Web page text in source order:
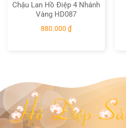
Chậu Lan Hồ Điệp 4 Nhánh
Vàng HD087
880.000 ₫